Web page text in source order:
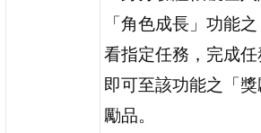
「角色成長」功能
看指定任務，完成任
即可至該功能之「
勵品。